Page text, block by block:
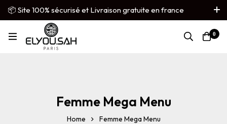
📦 Site 100% sécurisé et Livraison gratuite en france
métropolitaine
French ▼
0
Femme Mega Menu
Home Femme Mega Menu